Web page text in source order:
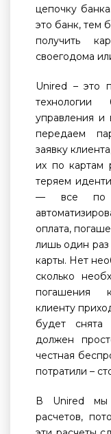
цепочку
это банк, тем
получить
своегодома
Unired – это
управления и
передаем
заявку
их по картам
теряем
— все по
оплата,
лишь один раз
карты. Нет
сколько
погашения
клиенту
будет снята
должен
честная
потратили –
В Unired мы
расчетов,